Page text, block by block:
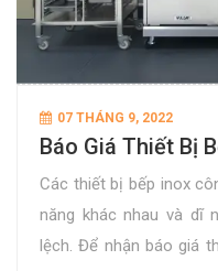
07 THÁNG 9, 2022
Báo Giá Thiết Bị
Các thiết bị bếp inox
năng khác nhau và dĩ
lệch. Để nhận báo giá